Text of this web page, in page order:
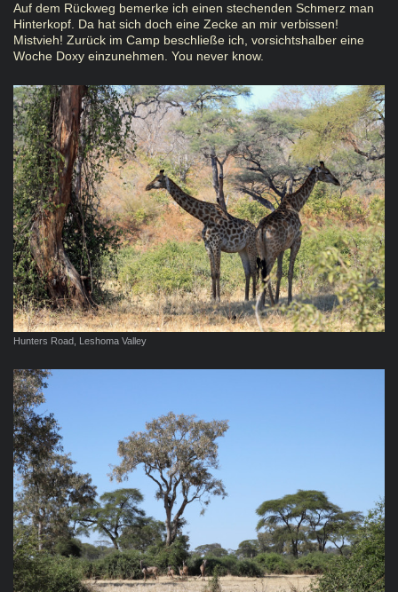
Auf dem Rückweg bemerke ich einen stechenden Schmerz man
Hinterkopf. Da hat sich doch eine Zecke an mir verbissen!
Mistvieh! Zurück im Camp beschließe ich, vorsichtshalber eine
Woche Doxy einzunehmen. You never know.
Hunters Road, Leshoma Valley